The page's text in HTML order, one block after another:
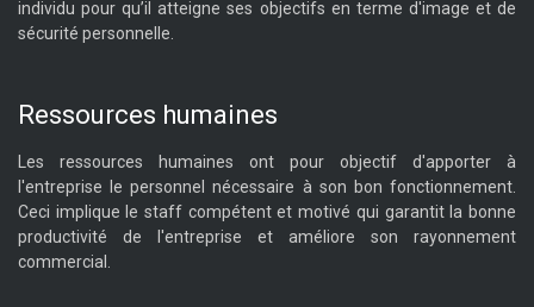
individu pour qu’il atteigne ses objectifs en terme d'image et de
sécurité personnelle.
Ressources humaines
Les ressources humaines ont pour objectif d'apporter à
l'entreprise le personnel nécessaire à son bon fonctionnement.
Ceci implique le staff compétent et motivé qui garantit la bonne
productivité de l'entreprise et améliore son rayonnement
commercial.